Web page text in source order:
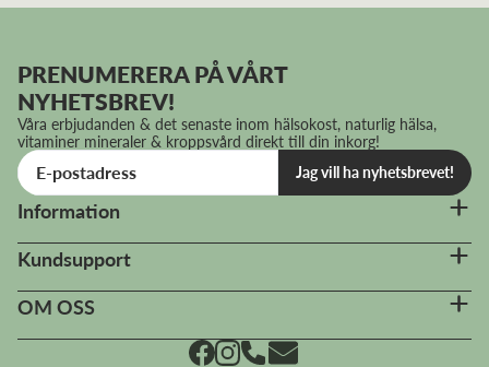
PRENUMERERA PÅ VÅRT
NYHETSBREV!
Våra erbjudanden & det senaste inom hälsokost, naturlig hälsa,
vitaminer mineraler & kroppsvård direkt till din inkorg!
Jag vill ha nyhetsbrevet!
Information
Kundsupport
OM OSS